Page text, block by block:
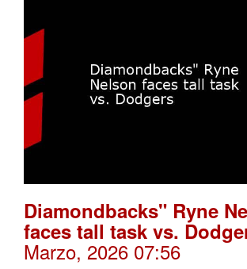
Diamondbacks" Ryne
faces tall task vs.
Marzo, 2026 07:56